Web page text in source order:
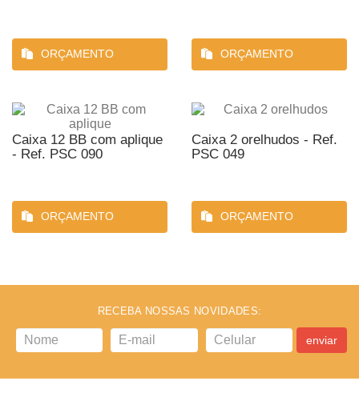
ORÇAMENTO ORÇAMENTO
Caixa 12 BB com aplique
- Ref. PSC 090
ORÇAMENTO
Caixa 2 orelhudos - Ref.
PSC 049
ORÇAMENTO
RECEBA NOSSAS NOVIDADES:
enviar